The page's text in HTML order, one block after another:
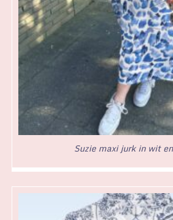
Suzie maxi jurk in wit